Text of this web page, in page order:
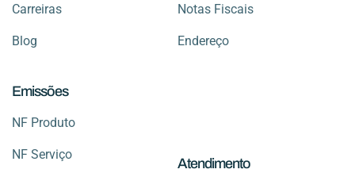
Carreiras
Blog
Notas Fiscais
Endereço
Emissões
NF Produto
NF Serviço
Atendimento